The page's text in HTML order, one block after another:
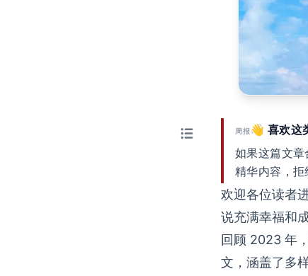
周报👋 喜欢这
如果这篇文
精华内容，
欢迎各位读者
说充满幸福和成
回顾 2023 年
文，涵盖了多